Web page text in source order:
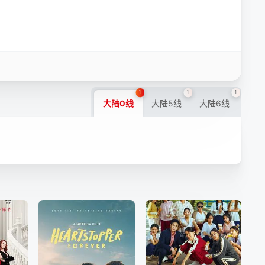
大陆0线
1
大陆5线
1
大陆6线
1